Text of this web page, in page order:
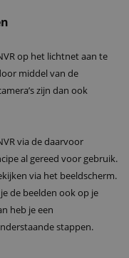
op het lichtnet aan te
middel van de
zijn dan ook
via de daarvoor
al gereed voor gebruik.
via het beeldscherm.
de beelden ook op je
heb je een
stappen.